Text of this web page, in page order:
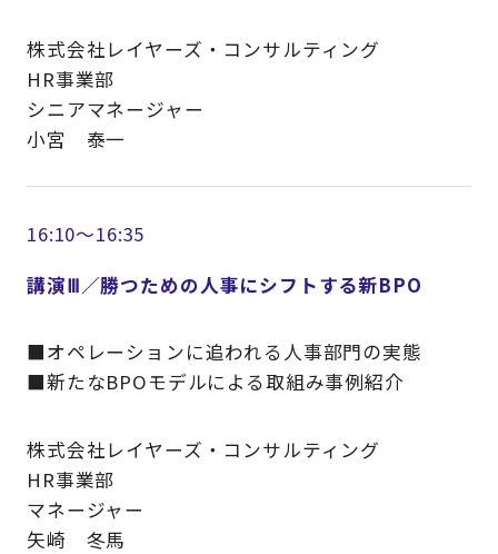
株式会社レイヤーズ・コンサルティング
HR事業部
シニアマネージャー
小宮 泰一
16:10～16:35
講演Ⅲ／勝つための人事にシフトする新BPO
■オペレーションに追われる人事部門の実態
■新たなBPOモデルによる取組み事例紹介
株式会社レイヤーズ・コンサルティング
HR事業部
マネージャー
矢崎 冬馬